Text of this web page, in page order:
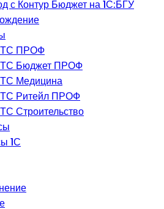
с Контур Бюджет на 1С:БГУ
ПРОФ
Бюджет ПРОФ
Медицина
Ритейл ПРОФ
Строительство
1С